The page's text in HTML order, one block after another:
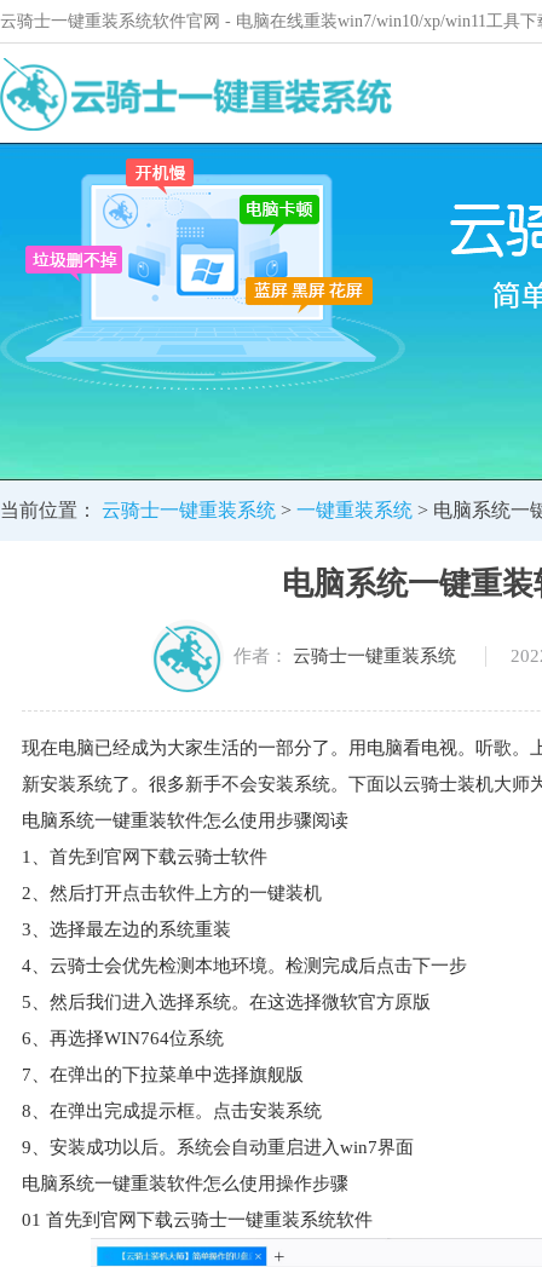
云骑士一键重装系统软件官网 - 电脑在线重装win7/win10/xp/win11工具
当前位置： 云骑士一键重装系统 > 一键重装系统 > 电脑系统一
电脑系统一键重
作者： 云骑士一键重装系统
现在电脑已经成为大家生活的一部分了。用电脑看电视。听歌
新安装系统了。很多新手不会安装系统。下面以云骑士装机大
电脑系统一键重装软件怎么使用步骤阅读
1、首先到官网下载云骑士软件
2、然后打开点击软件上方的一键装机
3、选择最左边的系统重装
4、云骑士会优先检测本地环境。检测完成后点击下一步
5、然后我们进入选择系统。在这选择微软官方原版
6、再选择WIN764位系统
7、在弹出的下拉菜单中选择旗舰版
8、在弹出完成提示框。点击安装系统
9、安装成功以后。系统会自动重启进入win7界面
电脑系统一键重装软件怎么使用操作步骤
01 首先到官网下载云骑士一键重装系统软件